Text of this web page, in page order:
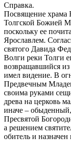
Справка.
Посвящение храма
Толгской Божией
поскольку ее
Ярославлем.
святого Давида
Волги реки Толги
возвращавшийся из
имел видение. В
Предвечным
своима руками
древа на церковь
иначе –
Пресвятой
а решением
обитель и